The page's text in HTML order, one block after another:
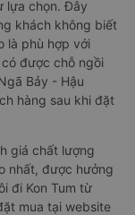
lựa chọn. Đây
khách không biết
là phù hợp với
được chỗ ngồi
Bảy - Hậu
hàng sau khi đặt
giá chất lượng
nhất, được hưởng
đi Kon Tum từ
mua tại website